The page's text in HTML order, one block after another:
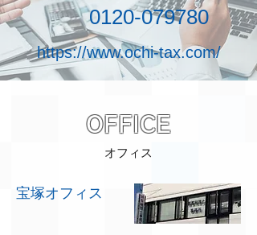
0120-079780
https://www.ochi-tax.com/
OFFICE
オフィス
宝塚オフィス